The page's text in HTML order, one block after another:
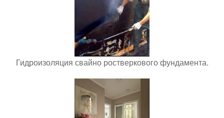
Гидроизоляция свайно ростверкового фундамента.